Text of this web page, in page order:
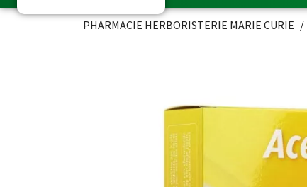
PHARMACIE HERBORISTERIE MARIE CURIE